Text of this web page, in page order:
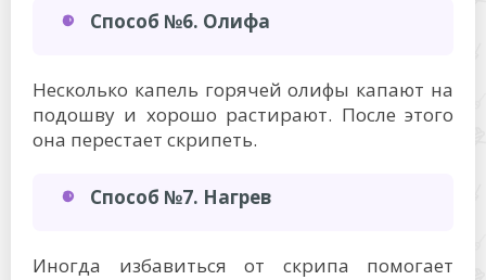
Способ №6. Олифа
Несколько капель горячей олифы капают на
подошву и хорошо растирают. После этого
она перестает скрипеть.
Способ №7. Нагрев
Иногда избавиться от скрипа помогает